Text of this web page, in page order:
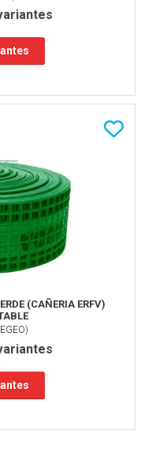
(CAÑERIA ERFV)
)